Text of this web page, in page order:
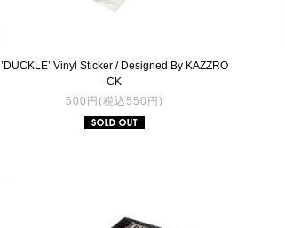
’DUCKLE’ Vinyl Sticker / Designed By KAZZRO
CK
500円(税込550円)